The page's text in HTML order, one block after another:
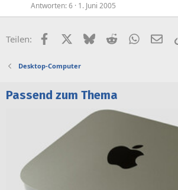
Antworten 6 1. Juni 2005
Teilen: FacebookX (Twitter)
BlueskyReddit E-
Desktop-Computer
Passend zum Thema